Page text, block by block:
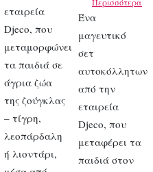
εταιρεία
Djeco, που
μεταμορφώνει
τα παιδιά σε
άγρια ζώα
της ζούγκλας
– τίγρη,
λεοπάρδαλη
ή λιοντάρι,
Ένα
μαγευτικό
σετ
αυτοκόλλητων
από την
εταιρεία
Djeco, που
μεταφέρει τα
παιδιά στον